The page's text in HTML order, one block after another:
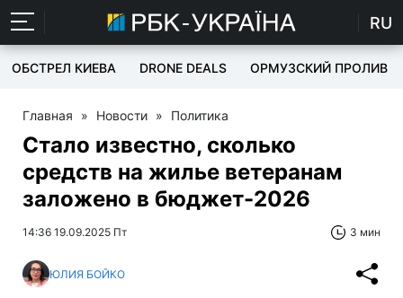
RU
ОБСТРЕЛ КИЕВА DRONE DEALS ОРМУЗСКИЙ ПРОЛИВ
Главная » Новости » Политика
Стало известно, сколько
средств на жилье ветеранам
заложено в бюджет-2026
14:36 19.09.2025 Пт 3 мин
ЮЛИЯ БОЙКО